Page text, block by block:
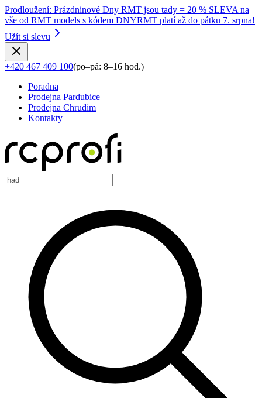
Prodloužení: Prázdninové Dny RMT jsou tady = 20 % SLEVA na
vše od RMT models s kódem DNYRMT platí až do pátku 7. srpna!
Užít si slevu
+420 467 409 100(po–pá: 8–16 hod.)
Poradna
Prodejna Pardubice
Prodejna Chrudim
Kontakty